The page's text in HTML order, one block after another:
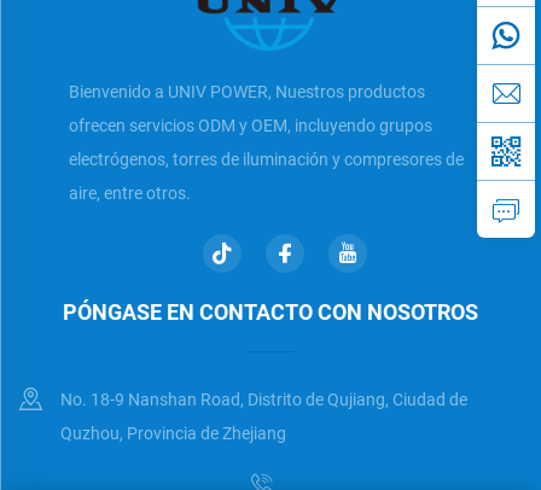
Bienvenido a UNIV POWER, Nuestros productos
ofrecen servicios ODM y OEM, incluyendo grupos
electrógenos, torres de iluminación y compresores de
aire, entre otros.
PÓNGASE EN CONTACTO CON NOSOTROS
No. 18-9 Nanshan Road, Distrito de Qujiang, Ciudad de
Quzhou, Provincia de Zhejiang